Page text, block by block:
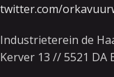
twitter.com/
Industrieterein de
Kerver 13 // 5521 DA